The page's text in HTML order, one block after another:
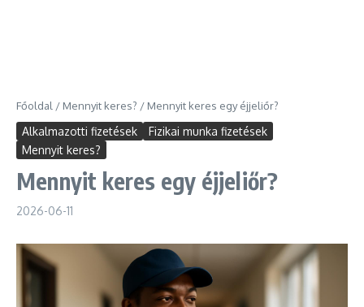
Főoldal / Mennyit keres? / Mennyit keres egy éjjeliőr?
Alkalmazotti fizetések
Fizikai munka fizetések
Mennyit keres?
Mennyit keres egy éjjeliőr?
2026-06-11